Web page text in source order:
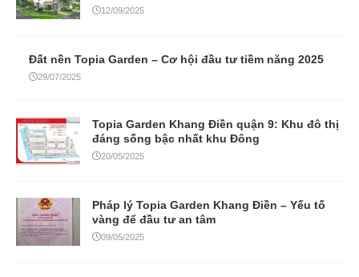
12/09/2025
Đất nền Topia Garden – Cơ hội đầu tư tiềm năng 2025
29/07/2025
Topia Garden Khang Điền quận 9: Khu đô thị
đáng sống bậc nhất khu Đông
20/05/2025
Pháp lý Topia Garden Khang Điền – Yếu tố
vàng để đầu tư an tâm
09/05/2025